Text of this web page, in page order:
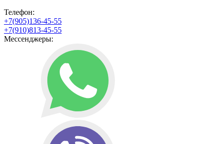
Телефон:
+7(905)136-45-55
+7(910)813-45-55
Мессенджеры: